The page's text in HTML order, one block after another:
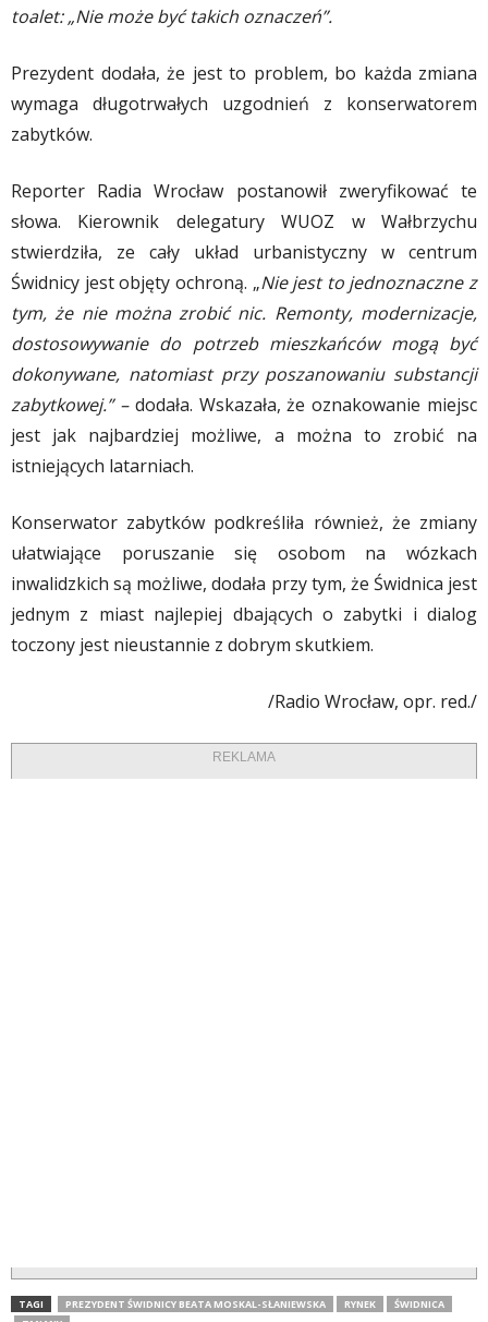
toalet: „Nie może być takich oznaczeń”.
Prezydent dodała, że jest to problem, bo każda zmiana
wymaga długotrwałych uzgodnień z konserwatorem
zabytków.
Reporter Radia Wrocław postanowił zweryfikować te
słowa. Kierownik delegatury WUOZ w Wałbrzychu
stwierdziła, ze cały układ urbanistyczny w centrum
Świdnicy jest objęty ochroną. „Nie jest to jednoznaczne z
tym, że nie można zrobić nic. Remonty, modernizacje,
dostosowywanie do potrzeb mieszkańców mogą być
dokonywane, natomiast przy poszanowaniu substancji
zabytkowej.” –dodała. Wskazała, że oznakowanie miejsc
jest jak najbardziej możliwe, a można to zrobić na
istniejących latarniach.
Konserwator zabytków podkreśliła również, że zmiany
ułatwiające poruszanie się osobom na wózkach
inwalidzkich są możliwe, dodała przy tym, że Świdnica jest
jednym z miast najlepiej dbających o zabytki i dialog
toczony jest nieustannie z dobrym skutkiem.
/Radio Wrocław, opr. red./
REKLAMA
TAGI PREZYDENT ŚWIDNICY BEATA MOSKAL-SŁANIEWSKA RYNEK
ŚWIDNICA